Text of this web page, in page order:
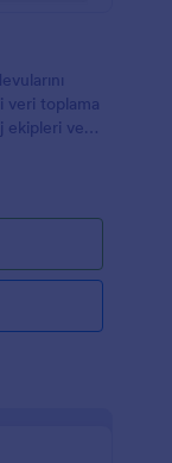
veri toplama
ekipleri ve